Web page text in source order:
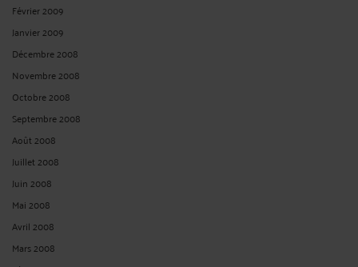
Février 2009
Janvier 2009
Décembre 2008
Novembre 2008
Octobre 2008
Septembre 2008
Août 2008
Juillet 2008
Juin 2008
Mai 2008
Avril 2008
Mars 2008